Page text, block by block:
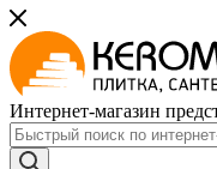
Интернет-магазин